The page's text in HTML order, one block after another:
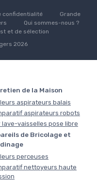
confidentialité
Grande
Qui sommes-nous ?
et de sélection
2026
de la Maison
aspirateurs balais
aspirateurs robots
lave-vaisselles pose libre
de Bricolage et
perceuses
nettoyeurs haute